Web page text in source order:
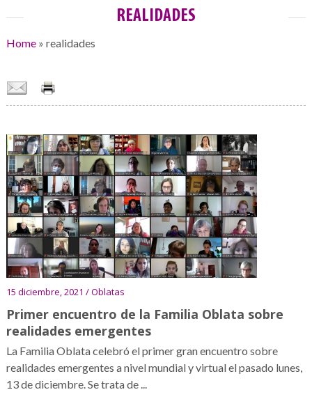
REALIDADES
Home» realidades
15 diciembre, 2021 / Oblatas
Primer encuentro de la Familia Oblata sobre
realidades emergentes
La Familia Oblata celebró el primer gran encuentro sobre
realidades emergentes a nivel mundial y virtual el pasado lunes,
13 de diciembre. Se trata de ...